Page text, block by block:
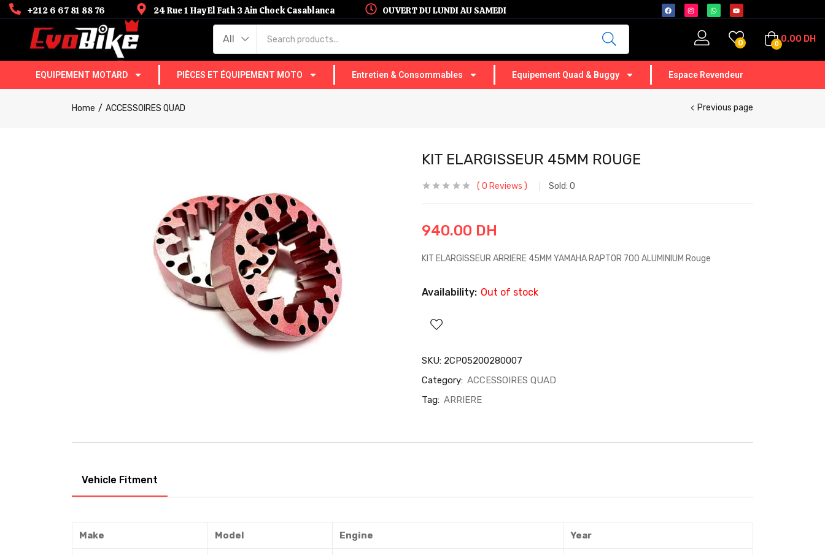
+212 6 67 81 88 76 24 Rue 1 Hay El Fath 3 Ain Chock Casablanca OUVERT DU LUNDI AU SAMEDI
All 0 0 0.00 DH
EQUIPEMENT MOTARD PIÈCES ET ÉQUIPEMENT MOTO Entretien & Consommables Equipement Quad & Buggy Espace Revendeur
Home ACCESSOIRES QUAD Previous page
KIT ELARGISSEUR 45MM ROUGE
0 Reviews Sold: 0
940.00 DH
KIT ELARGISSEUR ARRIERE 45MM YAMAHA RAPTOR 700 ALUMINIUM Rouge
Availability: Out of stock
SKU: 2CP05200280007
Category: ACCESSOIRES QUAD
Tag: ARRIERE
Vehicle Fitment
Make Model Engine Year